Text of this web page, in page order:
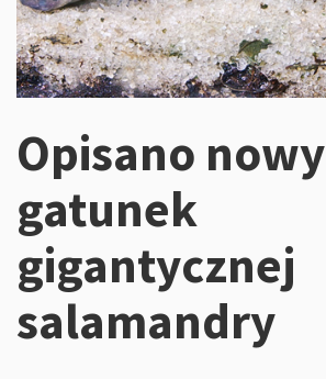
Opisano nowy
gatunek
gigantycznej
salamandry